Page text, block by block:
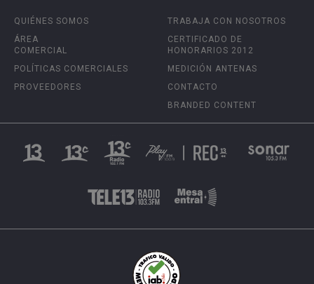
QUIÉNES SOMOS
ÁREA
COMERCIAL
POLÍTICAS COMERCIALES
PROVEEDORES
TRABAJA CON NOSOTROS
CERTIFICADO DE
HONORARIOS 2012
MEDICIÓN ANTENAS
CONTACTO
BRANDED CONTENT